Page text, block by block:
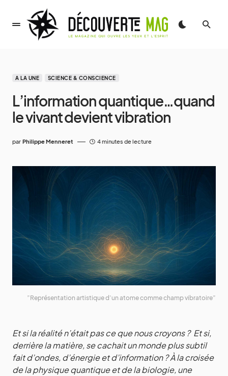
A LA UNE SCIENCE & CONSCIENCE
L’information quantique…quand
le vivant devient vibration
par Philippe Menneret 4 minutes de lecture
”Représentation artistique d’un atome comme champ vibratoire”
Et si la réalité n’était pas ce que nous croyons ? Et si,
derrière la matière, se cachait un monde plus subtil
fait d’ondes, d’énergie et d’information ? À la croisée
de la physique quantique et de la biologie, une